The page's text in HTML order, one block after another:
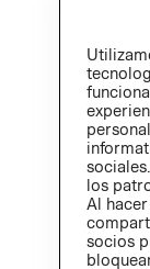
los
Al
socios